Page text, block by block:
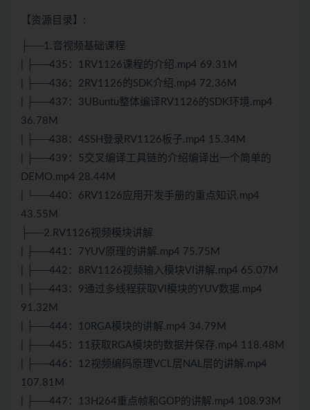
【资源目录】:
├──1.音视频基础课程
| ├──435：1RV1126课程的介绍.mp4 69.31M
| ├──436：2RV1126的SDK介绍.mp4 72.36M
| ├──437：3UBuntu整体编译RV1126的SDK环境.mp4
36.78M
| ├──438：4SSH登录RV1126板子.mp4 15.34M
| ├──439：5交叉编译工具链的介绍编译出一个简单的
DEMO.mp4 28.44M
| └──440：6RV1126应用开发手册的重点知识.mp4
43.55M
├──2.RV1126视频模块讲解
| ├──441：7YUV原理的讲解.mp4 75.75M
| ├──442：8RV1126视频输入模块VI讲解.mp4 65.07M
| ├──443：9通过多线程获取VI模块的YUV数据.mp4
91.32M
| ├──444：10RGA模块的讲解.mp4 34.79M
| ├──445：11获取RGA模块的数据并保存.mp4 118.48M
| ├──446：12视频编码原理VCL层NAL层的讲解.mp4
107.81M
| ├──447：13H264重点帧和GOP的讲解.mp4 108.93M